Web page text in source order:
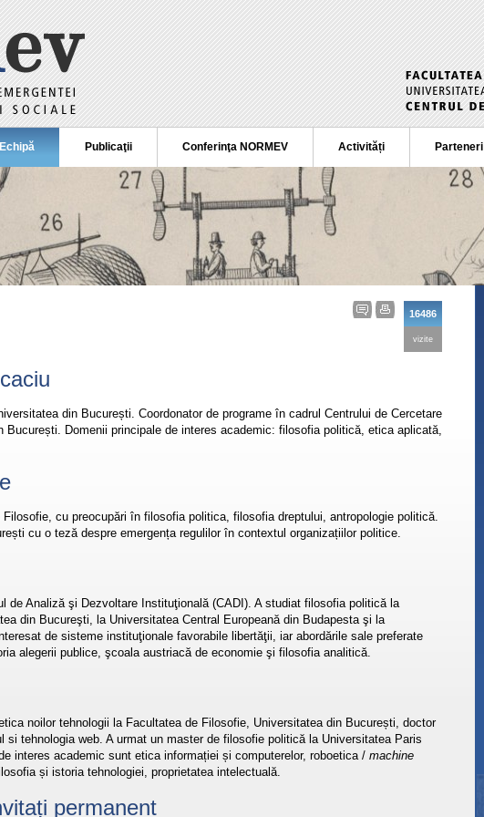
Echipă Publicaţii Conferinţa NORMEV Activități Parteneri
16486
vizite
din București. Coordonator de programe în cadrul Centrului de Cercetare
Domenii principale de interes academic: filosofia politică, etica aplicată,
cu preocupări în filosofia politica, filosofia dreptului, antropologie politică.
cu o teză despre emergența regulilor în contextul organizațiilor politice.
de Analiză şi Dezvoltare Instituţională (CADI). A studiat filosofia politică la
din Bucureşti, la Universitatea Central Europeană din Budapesta şi la
de sisteme instituţionale favorabile libertăţii, iar abordările sale preferate
alegerii publice, şcoala austriacă de economie şi filosofia analitică.
noilor tehnologii la Facultatea de Filosofie, Universitatea din București, doctor
tehnologia web. A urmat un master de filosofie politică la Universitatea Paris
interes academic sunt etica informației și computerelor, roboetica / machine
și istoria tehnologiei, proprietatea intelectuală.
permanent